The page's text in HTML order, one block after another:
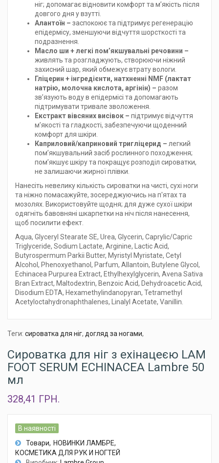
ніг; допомагає відновити комфорт та м’якість після
довгого дня у взутті.
Алантоїн – заспокоює та підтримує регенерацію
епідермісу, зменшуючи відчуття шорсткості та
подразнення.
Масло ши + легкі пом’якшувальні речовини –
живлять та розгладжують, створюючи ніжний
захисний шар, який обмежує втрату вологи.
Гліцерин + інгредієнти, натхненні NMF (лактат
натрію, молочна кислота, аргінін) – разом
зв’язують воду в епідермісі та допомагають
підтримувати тривале зволоження.
Екстракт вівсяних висівок – підтримує відчуття
м’якості та гладкості, забезпечуючи щоденний
комфорт для шкіри.
Каприловий/каприновий тригліцерид – легкий
пом’якшувальний засіб рослинного походження;
пом’якшує шкіру та покращує розподіл сироватки,
не залишаючи жирної плівки.
Нанесіть невелику кількість сироватки на чисті, сухі ноги
та ніжно помасажуйте, зосереджуючись на п'ятах та
мозолях. Використовуйте щодня; для дуже сухої шкіри
одягніть бавовняні шкарпетки на ніч після нанесення,
щоб посилити ефект.
Aqua, Glyceryl Stearate SE, Urea, Glycerin, Caprylic/Capric
Triglyceride, Sodium Lactate, Arginine, Lactic Acid,
Butyrospermum Parkii Butter, Myristyl Myristate, Cetyl
Alcohol, Phenoxyethanol, Parfum, Allantoin, Butylene Glycol,
Echinacea Purpurea Extract, Ethylhexylglycerin, Avena Sativa
Bran Extract, Maltodextrin, Benzoic Acid, Dehydroacetic Acid,
Disodium EDTA, Hexamethylindanopyran, Tetramethyl
Acetyloctahydronaphthalenes, Linalyl Acetate, Vanillin.
Теги: сироватка для ніг, догляд за ногами,
Сироватка для ніг з ехінацеєю LAM
FOOT SERUM ECHINACEA Lambre 50
мл
328,41 ГРН.
В наявності
Товари
НОВИНКИ ЛАМБРЕ
КОСМЕТИКА ДЛЯ РУК И НОГТЕЙ